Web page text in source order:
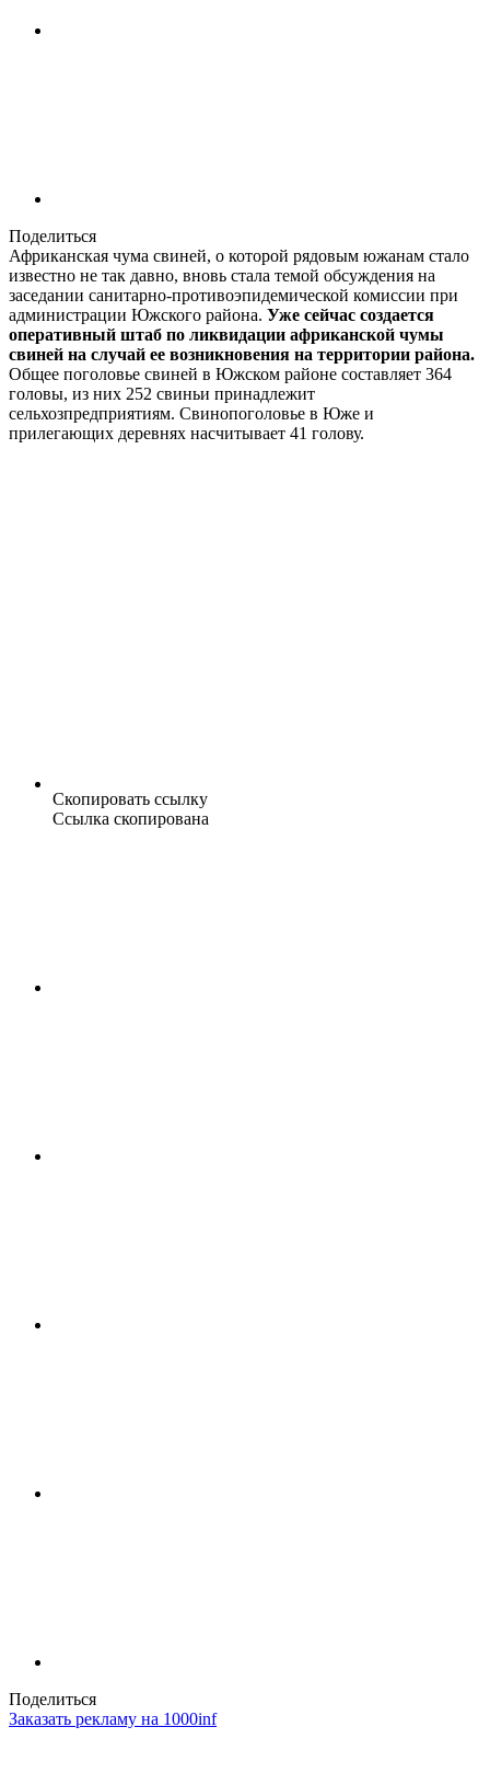
Поделиться
Африканская чума свиней, о которой рядовым южанам стало
известно не так давно, вновь стала темой обсуждения на
заседании санитарно-противоэпидемической комиссии при
администрации Южского района. Уже сейчас создается
оперативный штаб по ликвидации африканской чумы
свиней на случай ее возникновения на территории района.
Общее поголовье свиней в Южском районе составляет 364
головы, из них 252 свиньи принадлежит
сельхозпредприятиям. Свинопоголовье в Юже и
прилегающих деревнях насчитывает 41 голову.
Скопировать ссылку
Ссылка скопирована
Поделиться
Заказать рекламу на 1000inf